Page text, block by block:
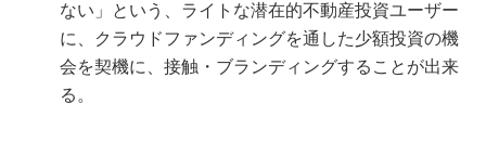
ない」という、ライトな潜在的不動産投資ユーザー
に、クラウドファンディングを通した少額投資の機
会を契機に、接触・ブランディングすることが出来
る。